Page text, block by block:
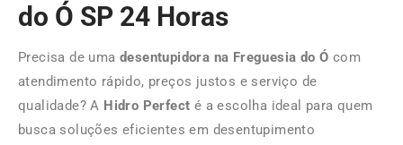
do Ó SP 24 Horas
Precisa de uma desentupidora na Freguesia do Ó com
atendimento rápido, preços justos e serviço de
qualidade? A Hidro Perfect é a escolha ideal para quem
busca soluções eficientes em desentupimento